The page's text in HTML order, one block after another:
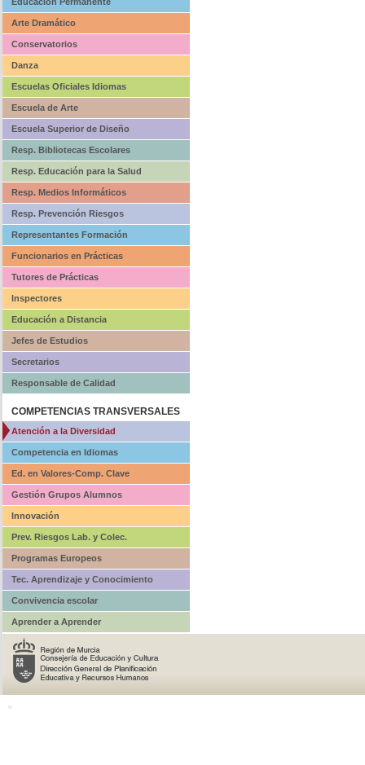
Arte Dramático
Conservatorios
Danza
Escuelas Oficiales Idiomas
Escuela de Arte
Escuela Superior de Diseño
Resp. Bibliotecas Escolares
Resp. Educación para la Salud
Resp. Medios Informáticos
Resp. Prevención Riesgos
Representantes Formación
Funcionarios en Prácticas
Tutores de Prácticas
Inspectores
Educación a Distancia
Jefes de Estudios
Secretarios
Responsable de Calidad
COMPETENCIAS TRANSVERSALES
Atención a la Diversidad
Competencia en Idiomas
Ed. en Valores-Comp. Clave
Gestión Grupos Alumnos
Innovación
Prev. Riesgos Lab. y Colec.
Programas Europeos
Tec. Aprendizaje y Conocimiento
Convivencia escolar
Aprender a Aprender
o